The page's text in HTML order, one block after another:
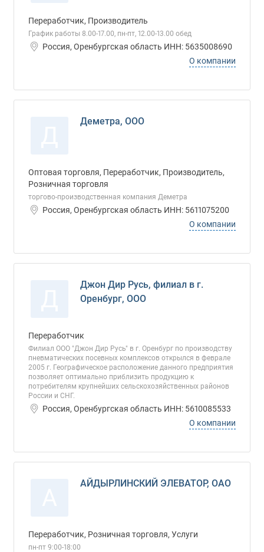
Переработчик, Производитель
График работы 8.00-17.00, пн-пт, 12.00-13.00 обед
Россия, Оренбургская область ИНН: 5635008690
О компании
Деметра, ООО
Оптовая торговля, Переработчик, Производитель,
Розничная торговля
торгово-производственная компания Деметра
Россия, Оренбургская область ИНН: 5611075200
О компании
Джон Дир Русь, филиал в г.
Оренбург, ООО
Переработчик
Филиал ООО "Джон Дир Русь" в г. Оренбург по производству
пневматических посевных комплексов открылся в феврале
2005 г. Географическое расположение данного предприятия
позволяет оптимально приблизить продукцию к
потребителям крупнейших сельскохозяйственных районов
России и СНГ.
Россия, Оренбургская область ИНН: 5610085533
О компании
АЙДЫРЛИНСКИЙ ЭЛЕВАТОР, ОАО
Переработчик, Розничная торговля, Услуги
пн-пт 9:00-18:00